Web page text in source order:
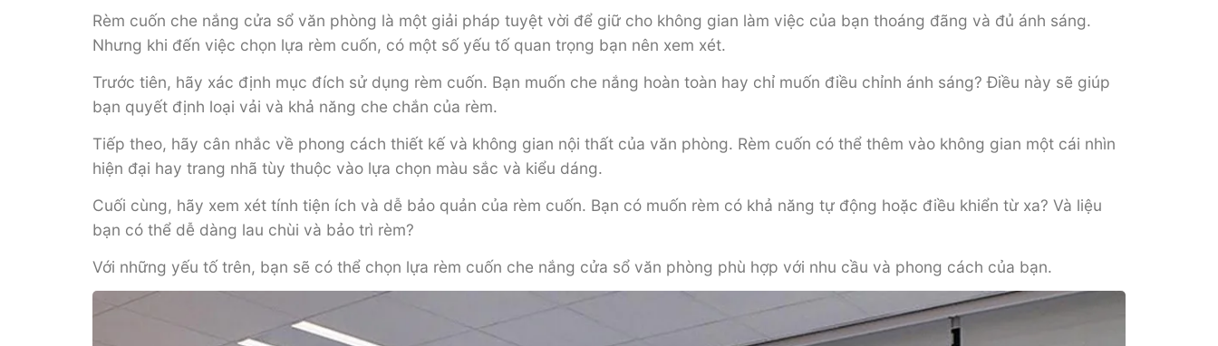
Rèm cuốn che nắng cửa sổ văn phòng là một giải pháp tuyệt vời để giữ cho không gian làm việc của bạn thoáng đãng và đủ ánh sáng.
Nhưng khi đến việc chọn lựa rèm cuốn, có một số yếu tố quan trọng bạn nên xem xét.
Trước tiên, hãy xác định mục đích sử dụng rèm cuốn. Bạn muốn che nắng hoàn toàn hay chỉ muốn điều chỉnh ánh sáng? Điều này sẽ giúp
bạn quyết định loại vải và khả năng che chắn của rèm.
Tiếp theo, hãy cân nhắc về phong cách thiết kế và không gian nội thất của văn phòng. Rèm cuốn có thể thêm vào không gian một cái nhìn
hiện đại hay trang nhã tùy thuộc vào lựa chọn màu sắc và kiểu dáng.
Cuối cùng, hãy xem xét tính tiện ích và dễ bảo quản của rèm cuốn. Bạn có muốn rèm có khả năng tự động hoặc điều khiển từ xa? Và liệu
bạn có thể dễ dàng lau chùi và bảo trì rèm?
Với những yếu tố trên, bạn sẽ có thể chọn lựa rèm cuốn che nắng cửa sổ văn phòng phù hợp với nhu cầu và phong cách của bạn.